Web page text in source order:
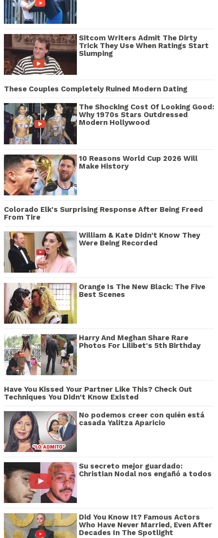
Sitcom Writers Admit The Dirty
Trick They Use When Ratings Start
Slumping
These Couples Completely Ruined Modern Dating
The Shocking Cost Of Looking Good:
Why 1970s Stars Outdressed
Modern Hollywood
10 Reasons World Cup 2026 Will
Make History
Colorado Elk's Surprising Response After Being Freed
From Tire
William & Kate Didn't Know They
Were Being Recorded
Orange Is The New Black: The Five
Best Scenes
Harry And Meghan Share Rare
Photos For Lilibet's 5th Birthday
Have You Kissed Your Partner Like This? Check Out
Techniques You Didn't Know Existed
No podemos creer con quién está
casada Yalitza Aparicio
Su secreto mejor guardado:
Christian Nodal nos engañó a todos
Did You Know It? Famous Actors
Who Have Never Married, Even After
Decades In The Spotlight